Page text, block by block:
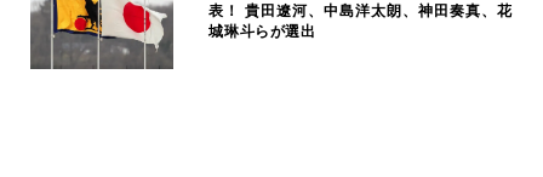
表！ 貴田遼河、中島洋太朗、神田奏真、花
城琳斗らが選出